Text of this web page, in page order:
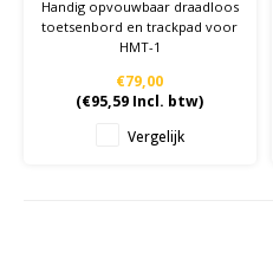
Handig opvouwbaar draadloos
toetsenbord en trackpad voor
HMT-1
€79,00
(€95,59 Incl. btw)
Vergelijk